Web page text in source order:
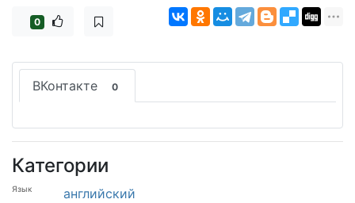
0
ВКонтакте 0
Категории
Язык английский